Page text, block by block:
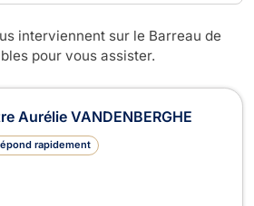
interviennent sur le Barreau de
pour vous assister.
Aurélie VANDENBERGHE
rapidement